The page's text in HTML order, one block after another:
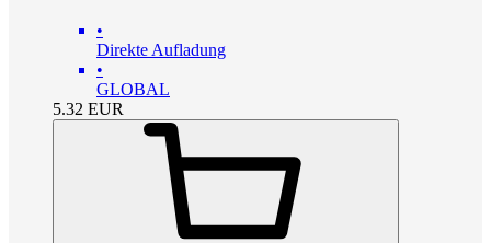
•
Direkte Aufladung
•
GLOBAL
5.32 EUR